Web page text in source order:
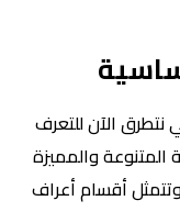
الآن للتعرف
والمميزة
أقسام أعراف